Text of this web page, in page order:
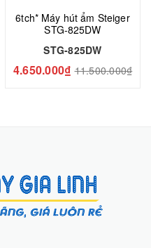
6tch* Máy hút ẩm Steiger
STG-825DW
STG-825DW
4.650.000₫ 11.500.000₫